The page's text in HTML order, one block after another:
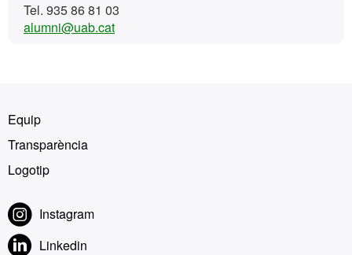
Tel. 935 86 81 03
alumni@uab.cat
Equip
Transparència
Logotip
Instagram
Linkedin